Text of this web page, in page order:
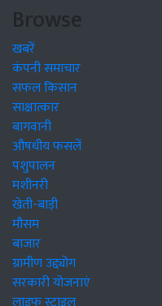
Browse
खबरें
कंपनी समाचार
सफल किसान
साक्षात्कार
बागवानी
औषधीय फसलें
पशुपालन
मशीनरी
खेती-बाड़ी
मौसम
बाजार
ग्रामीण उद्द्योग
सरकारी योजनाएं